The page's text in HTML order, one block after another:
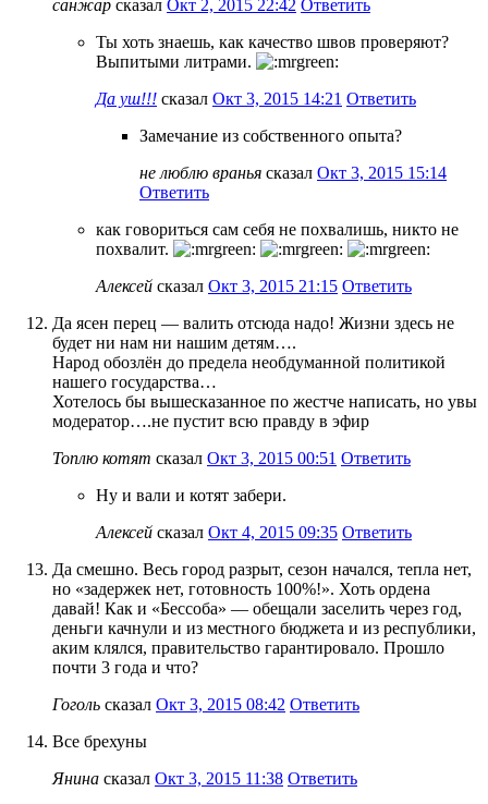
санжар сказал Окт 2, 2015 22:42 Ответить
Ты хоть знаешь, как качество швов проверяют?
Выпитыми литрами.
Да уш!!! сказал Окт 3, 2015 14:21 Ответить
Замечание из собственного опыта?
не люблю вранья сказал Окт 3, 2015 15:14
Ответить
как говориться сам себя не похвалишь, никто не
похвалит.
Алексей сказал Окт 3, 2015 21:15 Ответить
Да ясен перец — валить отсюда надо! Жизни здесь не
будет ни нам ни нашим детям….
Народ обозлён до предела необдуманной политикой
нашего государства…
Хотелось бы вышесказанное по жестче написать, но увы
модератор….не пустит всю правду в эфир
Топлю котят сказал Окт 3, 2015 00:51 Ответить
Ну и вали и котят забери.
Алексей сказал Окт 4, 2015 09:35 Ответить
Да смешно. Весь город разрыт, сезон начался, тепла нет,
но «задержек нет, готовность 100%!». Хоть ордена
давай! Как и «Бессоба» — обещали заселить через год,
деньги качнули и из местного бюджета и из республики,
аким клялся, правительство гарантировало. Прошло
почти 3 года и что?
Гоголь сказал Окт 3, 2015 08:42 Ответить
Все брехуны
Янина сказал Окт 3, 2015 11:38 Ответить